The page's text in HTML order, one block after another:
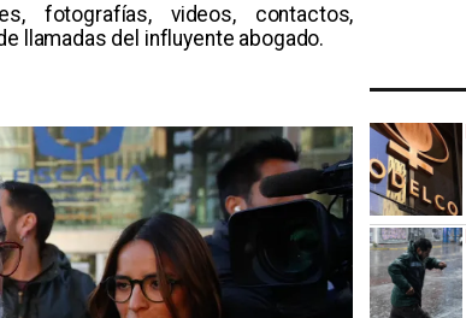
fotografías, videos, contactos,
llamadas del influyente abogado.